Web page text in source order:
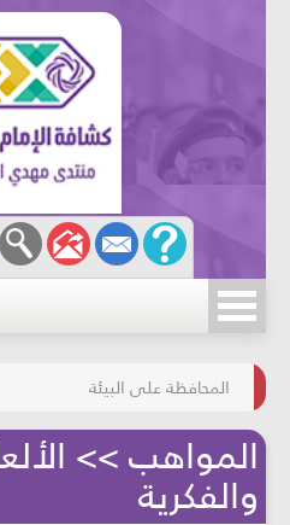
مسابقة الركب الحسينيّ
المحافظة على البيئة
المواهب >>
والفكرية